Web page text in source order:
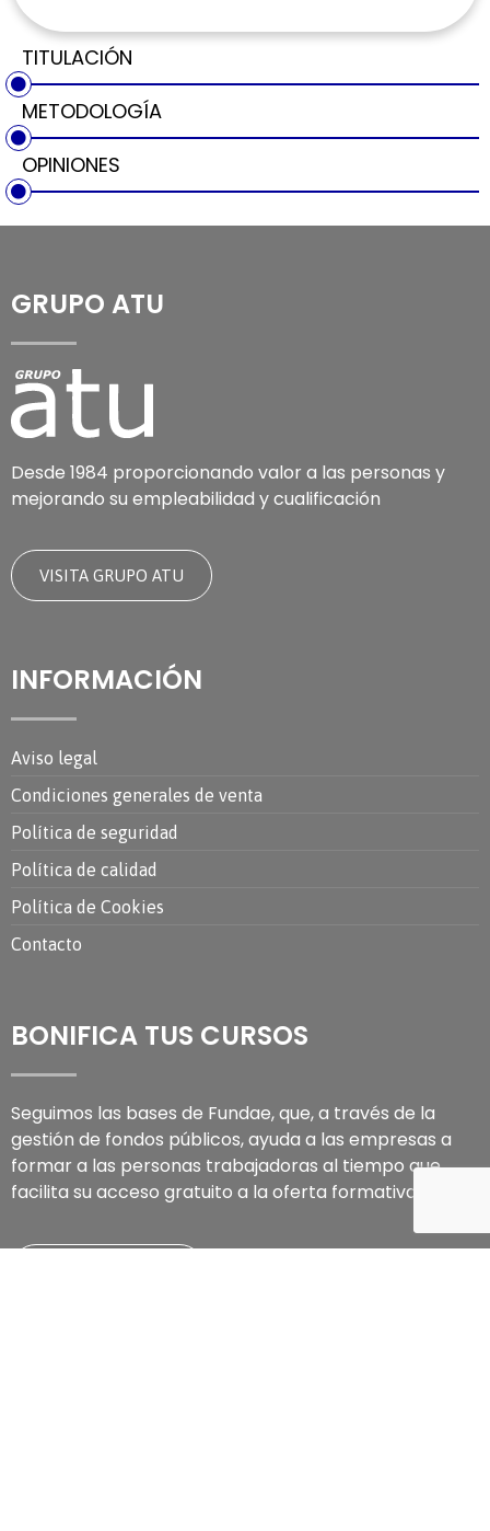
TITULACIÓN
METODOLOGÍA
OPINIONES
GRUPO ATU
Desde 1984 proporcionando valor a las personas y
mejorando su empleabilidad y cualificación
VISITA GRUPO ATU
INFORMACIÓN
Aviso legal
Condiciones generales de venta
Política de seguridad
Política de calidad
Política de Cookies
Contacto
BONIFICA TUS CURSOS
Seguimos las bases de Fundae, que, a través de la
gestión de fondos públicos, ayuda a las empresas a
formar a las personas trabajadoras al tiempo que
facilita su acceso gratuito a la oferta formativa